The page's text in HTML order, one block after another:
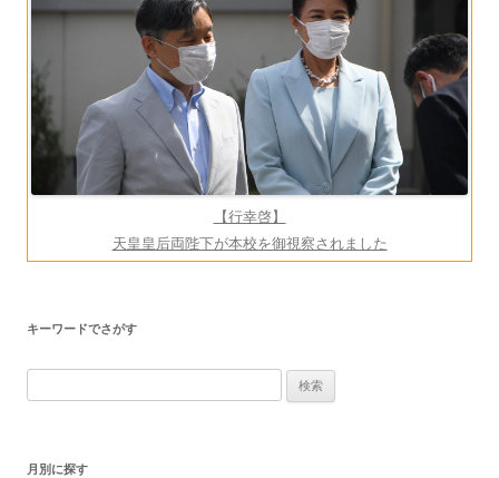
ン
【行幸啓】
天皇皇后両陛下が本校を御視察されました
キーワードでさがす
索:
月別に探す